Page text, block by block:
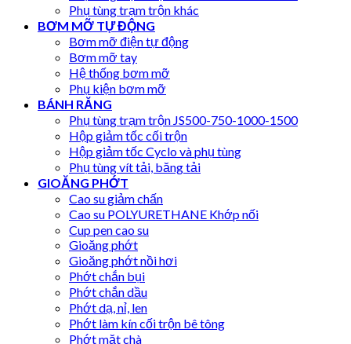
Phụ tùng trạm trộn khác
BƠM MỠ TỰ ĐỘNG
Bơm mỡ điện tự động
Bơm mỡ tay
Hệ thống bơm mỡ
Phụ kiện bơm mỡ
BÁNH RĂNG
Phụ tùng trạm trộn JS500-750-1000-1500
Hộp giảm tốc cối trộn
Hộp giảm tốc Cyclo và phụ tùng
Phụ tùng vít tải, băng tải
GIOĂNG PHỚT
Cao su giảm chấn
Cao su POLYURETHANE Khớp nối
Cup pen cao su
Gioăng phớt
Gioăng phớt nồi hơi
Phớt chắn bụi
Phớt chắn dầu
Phớt dạ, nỉ, len
Phớt làm kín cối trộn bê tông
Phớt mặt chà